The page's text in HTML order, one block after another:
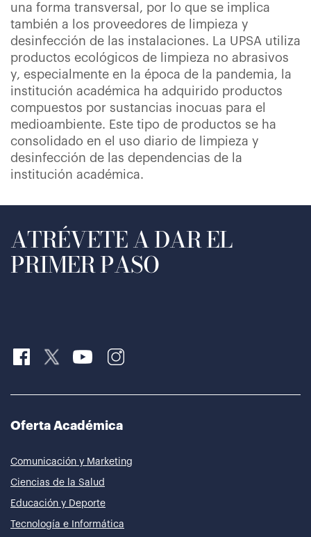
una forma transversal, por lo que se implica
también a los proveedores de limpieza y
desinfección de las instalaciones. La UPSA utiliza
productos ecológicos de limpieza no abrasivos
y, especialmente en la época de la pandemia, la
institución académica ha adquirido productos
compuestos por sustancias inocuas para el
medioambiente. Este tipo de productos se ha
consolidado en el uso diario de limpieza y
desinfección de las dependencias de la
institución académica.
ATRÉVETE A DAR EL
PRIMER PASO
Oferta Académica
Comunicación y Marketing
Ciencias de la Salud
Educación y Deporte
Tecnología e Informática